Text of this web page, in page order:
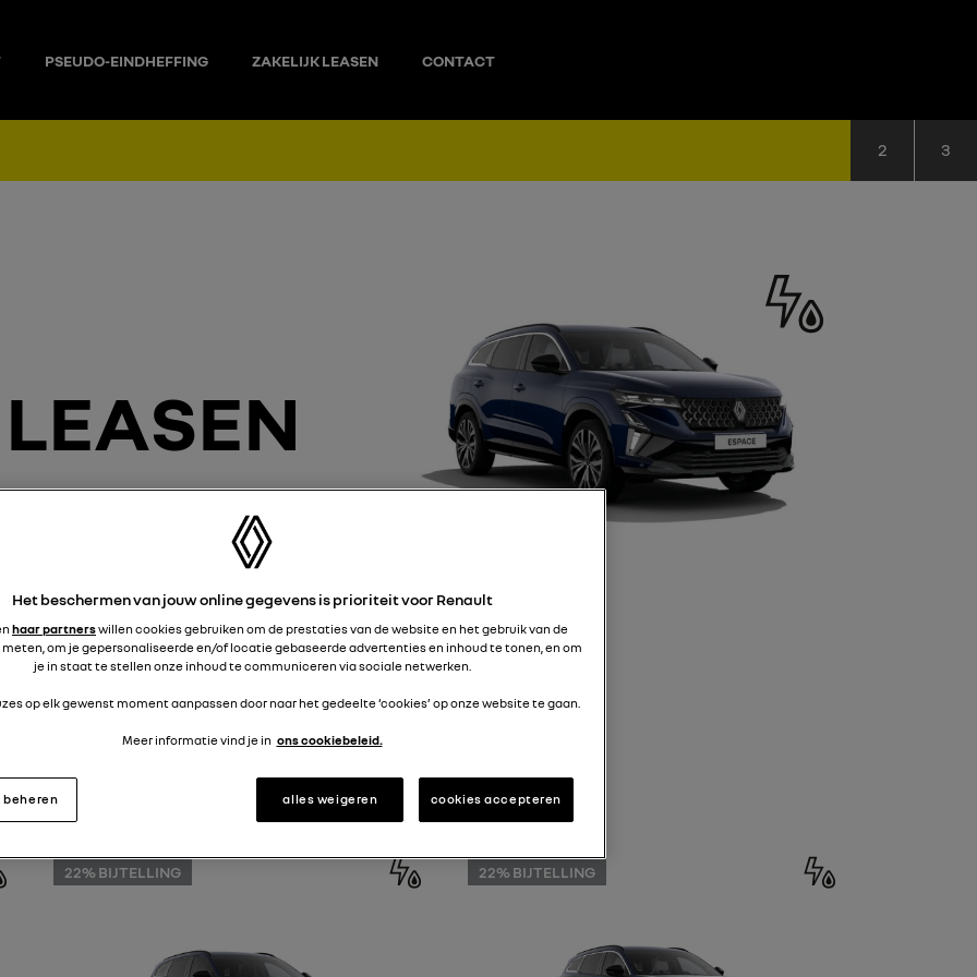
PSEUDO-EINDHEFFING ZAKELIJK LEASEN CONTACT
2 3
Dankzij de moderne technologieën
DE ESPACE
Uitvoering
22% BIJTELLING 22% BIJTELLING
Het beschermen van jouw online gegevens is prioriteit voor Renault
haar partnerswillen cookies gebruiken om de prestaties van de website en het gebruik van de
meten, om je gepersonaliseerde en/of locatie gebaseerde advertenties en inhoud te tonen, en om
je in staat te stellen onze inhoud te communiceren via sociale netwerken.
op elk gewenst moment aanpassen door naar het gedeelte ‘cookies’ op onze website te gaan.
Meer informatie vind je in ons cookiebeleid.
beheren alles weigeren cookies accepteren